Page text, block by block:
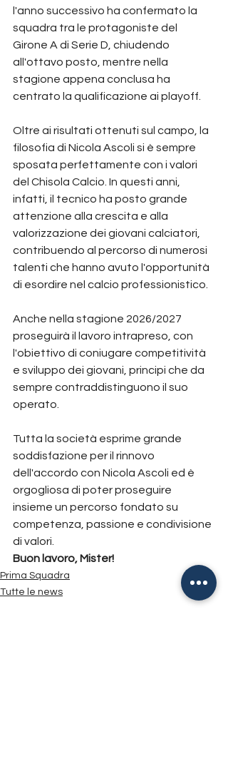
l'anno successivo ha confermato la
squadra tra le protagoniste del
Girone A di Serie D, chiudendo
all'ottavo posto, mentre nella
stagione appena conclusa ha
centrato la qualificazione ai playoff.
Oltre ai risultati ottenuti sul campo, la
filosofia di Nicola Ascoli si è sempre
sposata perfettamente con i valori
del Chisola Calcio. In questi anni,
infatti, il tecnico ha posto grande
attenzione alla crescita e alla
valorizzazione dei giovani calciatori,
contribuendo al percorso di numerosi
talenti che hanno avuto l'opportunità
di esordire nel calcio professionistico.
Anche nella stagione 2026/2027
proseguirà il lavoro intrapreso, con
l'obiettivo di coniugare competitività
e sviluppo dei giovani, principi che da
sempre contraddistinguono il suo
operato.
Tutta la società esprime grande
soddisfazione per il rinnovo
dell'accordo con Nicola Ascoli ed è
orgogliosa di poter proseguire
insieme un percorso fondato su
competenza, passione e condivisione
di valori.
Buon lavoro, Mister!
Prima Squadra
Tutte le news